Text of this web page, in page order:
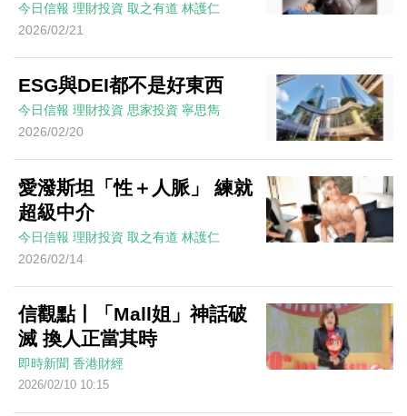
今日信報 理財投資 取之有道 林護仁
2026/02/21
ESG與DEI都不是好東西
今日信報 理財投資 思家投資 寧思雋
2026/02/20
愛潑斯坦「性＋人脈」 練就
超級中介
今日信報 理財投資 取之有道 林護仁
2026/02/14
信觀點丨「Mall姐」神話破
滅 換人正當其時
即時新聞 香港財經
2026/02/10 10:15